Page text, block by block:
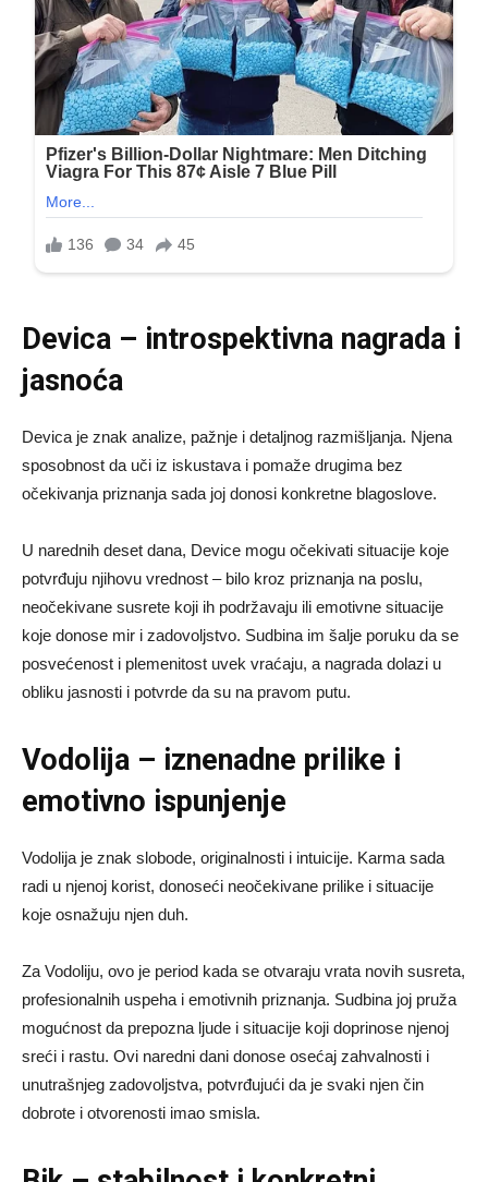
Devica – introspektivna nagrada i
jasnoća
Devica je znak analize, pažnje i detaljnog razmišljanja. Njena
sposobnost da uči iz iskustava i pomaže drugima bez
očekivanja priznanja sada joj donosi konkretne blagoslove.
U narednih deset dana, Device mogu očekivati situacije koje
potvrđuju njihovu vrednost – bilo kroz priznanja na poslu,
neočekivane susrete koji ih podržavaju ili emotivne situacije
koje donose mir i zadovoljstvo. Sudbina im šalje poruku da se
posvećenost i plemenitost uvek vraćaju, a nagrada dolazi u
obliku jasnosti i potvrde da su na pravom putu.
Vodolija – iznenadne prilike i
emotivno ispunjenje
Vodolija je znak slobode, originalnosti i intuicije. Karma sada
radi u njenoj korist, donoseći neočekivane prilike i situacije
koje osnažuju njen duh.
Za Vodoliju, ovo je period kada se otvaraju vrata novih susreta,
profesionalnih uspeha i emotivnih priznanja. Sudbina joj pruža
mogućnost da prepozna ljude i situacije koji doprinose njenoj
sreći i rastu. Ovi naredni dani donose osećaj zahvalnosti i
unutrašnjeg zadovoljstva, potvrđujući da je svaki njen čin
dobrote i otvorenosti imao smisla.